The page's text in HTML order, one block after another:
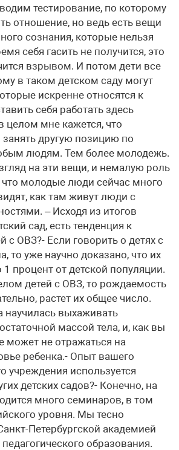
тестирование, по которому
отношение, но ведь есть вещи
сознания, которые нельзя
себя гасить не получится, это
взрывом. И потом дети все
в таком детском саду могут
искренне относятся к
себя работать здесь
мне кажется, что
другую позицию по
людям. Тем более молодежь.
на эти вещи, и немалую роль
что молодые люди сейчас много
как там живут люди с
– Исходя из итогов
сад, есть тенденция к
с ОВЗ?- Если говорить о детях с
то уже научно доказано, что их
процент от детской популяции.
детей с ОВЗ, то рождаемость
растет их общее число.
научилась выхаживать
массой тела, и, как вы
может не отражаться на
ребенка.- Опыт вашего
учреждения используется
детских садов?- Конечно, на
много семинаров, в том
уровня. Мы тесно
Петербургской академией
образования.